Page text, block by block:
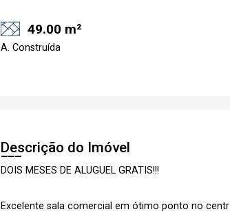
49.00 m²
A. Construída
Descrição do Imóvel
DOIS MESES DE ALUGUEL GRATIS!!!
Excelente sala comercial em ótimo ponto no